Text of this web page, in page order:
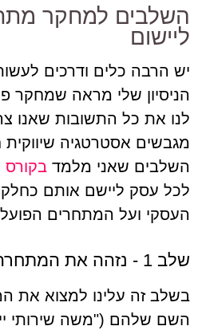
השלבים למחקר
ליישום
יש הרבה כלים ודרכים
הניסיון שלי מראה שמחקר
לנו את כל התשובות שאנו
מגבשים אסטרטגיה
השלבים שאני מלמד בקורס
לכל עסק ליישם אותם
העסקי ועל המתחרים
שלב 1 - נזהה את המתחרה
בשלב זה עלינו למצוא את
השם שלהם ("משה שירותי